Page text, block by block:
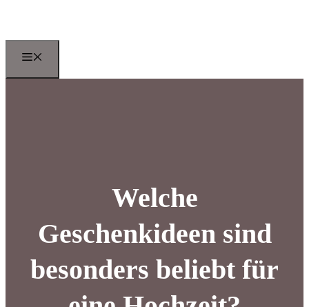
springen
Welche
Geschenkideen sind
besonders beliebt für